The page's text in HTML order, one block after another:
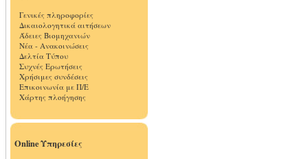
Γενικές πληροφορίες
Δικαιολογητικά αιτήσεων
Άδειες Βιομηχανιών
Νέα - Ανακοινώσεις
Δελτία Τύπου
Συχνές Ερωτήσεις
Χρήσιμες συνδέσεις
Επικοινωνία με Π/Ε
Χάρτης πλοήγησης
Online Υπηρεσίες